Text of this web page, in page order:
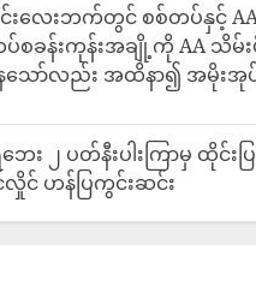
င်းလေးဘက်တွင် စစ်တပ်နှင့်
တပ်စခန်းကုန်းအချို့ကို AA သိမ်
ေသော်လည်း အထိနာ၍ အမိုးအုပ်
း ၂ ပတ်နီးပါးကြာမှ ထိုင်းပ
လှိုင် ဟန်ပြကွင်းဆင်း